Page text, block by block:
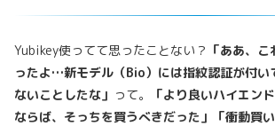
Yubikey使ってて思ったことない？ 「ああ、
ったよ…新モデル（Bio）には指紋認証が付い
ないことしたな」 って。
「より良いハイエン
ならば、そっちを買うべきだった」「衝動買